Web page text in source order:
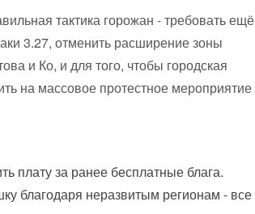
тактика горожан - требовать ещё
3.27, отменить расширение зоны
и Ко, и для того, чтобы городская
на массовое протестное мероприятие
плату за ранее бесплатные блага.
благодаря неразвитым регионам - все